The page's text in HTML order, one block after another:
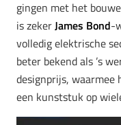
gingen met het
is zekerJames Bond-
volledig elektrische
beter bekend als ’s
designprijs,
een kunststuk op